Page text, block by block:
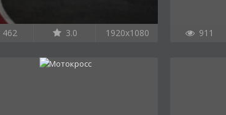
462 3.0 1920x1080 911